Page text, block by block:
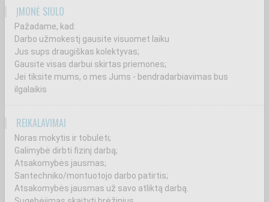
ĮMONĖ SIŪLO
Pažadame, kad:
Darbo užmokestį gausite visuomet laiku
Jus sups draugiškas kolektyvas;
Gausite visas darbui skirtas priemones;
Jei tiksite mums, o mes Jums - bendradarbiavimas bus
ilgalaikis
REIKALAVIMAI
Noras mokytis ir tobulėti;
Galimybė dirbti fizinį darbą;
Atsakomybės jausmas;
Santechniko/montuotojo darbo patirtis;
Atsakomybės jausmas už savo atliktą darbą.